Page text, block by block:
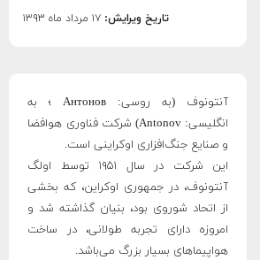
تاریخ ویرایش: ۱۷ مرداد ماه ۱۳۹۳
آنتونوف (به روسی: Антонов ؛ به
انگلیسی: Antonov) شرکت فناوری هوافضا
و صنایع جنگ‌افزاری اوکراینی است.
این شرکت در سال ۱۹۵۱ توسط اولگ
آنتونوف، در جمهوری اوکراین، که بخشی
از اتحاد شوروی بود، بنیان گذاشته شد و
امروزه دارای تجربه طولانی، در ساخت
هواپیماهای بسیار بزرگ می‌باشد.